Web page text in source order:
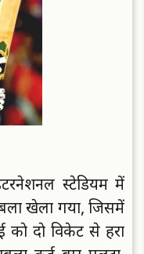
स्टेडियम में
खेला गया, जिसमें
दाे विकेट से हरा